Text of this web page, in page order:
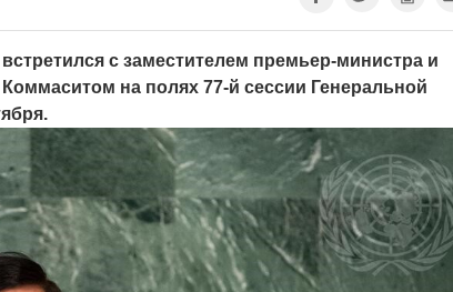
с заместителем премьер-министра и
на полях 77-й сессии Генеральной